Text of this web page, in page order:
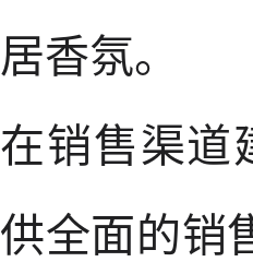
居香氛。
在销售渠道
供全面的销